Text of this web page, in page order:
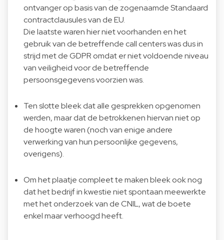
ontvanger op basis van de zogenaamde Standaard
contractclausules van de EU.
Die laatste waren hier niet voorhanden en het
gebruik van de betreffende call centers was dus in
strijd met de GDPR omdat er niet voldoende niveau
van veiligheid voor de betreffende
persoonsgegevens voorzien was.
Ten slotte bleek dat alle gesprekken opgenomen
werden, maar dat de betrokkenen hiervan niet op
de hoogte waren (noch van enige andere
verwerking van hun persoonlijke gegevens,
overigens).
Om het plaatje compleet te maken bleek ook nog
dat het bedrijf in kwestie niet spontaan meewerkte
met het onderzoek van de CNIL, wat de boete
enkel maar verhoogd heeft.